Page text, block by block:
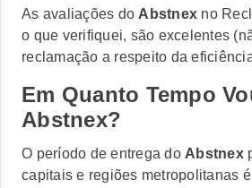
As avaliações do Abstnex no
o que verifiquei, são excelentes
reclamação a respeito da
Em Quanto Tempo
Abstnex?
O período de entrega do Abstnex
capitais e regiões metropolitanas